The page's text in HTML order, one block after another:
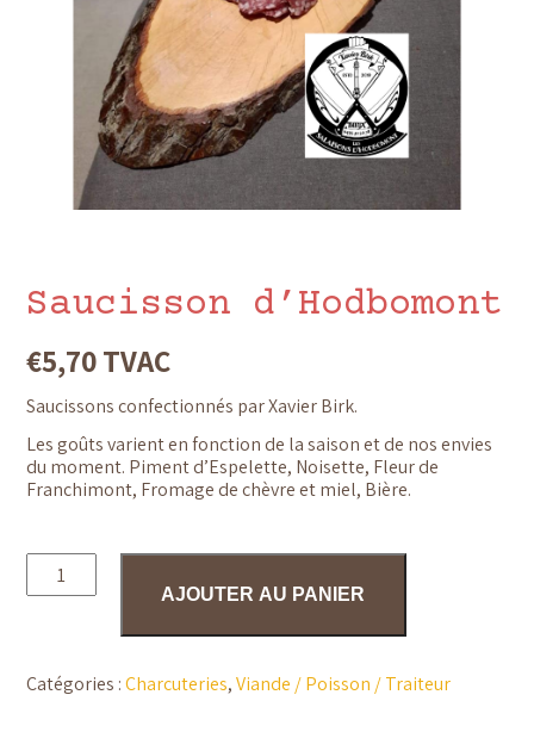
Saucisson d’Hodbomont
€5,70TVAC
Saucissons confectionnés par Xavier Birk.
Les goûts varient en fonction de la saison et de nos envies
du moment. Piment d’Espelette, Noisette, Fleur de
Franchimont, Fromage de chèvre et miel, Bière.
quantité
Saucisson AJOUTER AU PANIER
Catégories :Charcuteries,Viande / Poisson / Traiteur